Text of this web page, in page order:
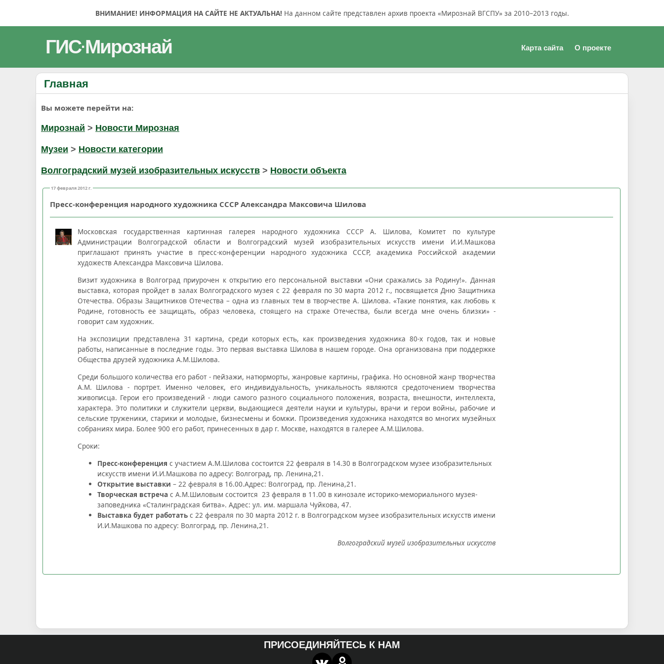
ВНИМАНИЕ! ИНФОРМАЦИЯ НА САЙТЕ НЕ АКТУАЛЬНА! На данном сайте представлен архив проекта «Мирознай ВГСПУ» за 2010–2013 годы.
ГИС·Мирознай Карта сайта О проекте
Главная
Вы можете перейти на:
Мирознай > Новости Мирозная
Музеи > Новости категории
Волгоградский музей изобразительных искусств > Новости объекта
17 февраля 2012 г.
Пресс-конференция народного художника СССР Александра Максовича Шилова
Московская государственная картинная галерея народного художника СССР А. Шилова, Комитет по культуре
Администрации Волгоградской области и Волгоградский музей изобразительных искусств имени И.И.Машкова
приглашают принять участие в пресс-конференции народного художника СССР, академика Российской академии
художеств Александра Максовича Шилова.
Визит художника в Волгоград приурочен к открытию его персональной выставки «Они сражались за Родину!». Данная
выставка, которая пройдет в залах Волгоградского музея с 22 февраля по 30 марта 2012 г., посвящается Дню Защитника
Отечества. Образы Защитников Отечества – одна из главных тем в творчестве А. Шилова. «Такие понятия, как любовь к
Родине, готовность ее защищать, образ человека, стоящего на страже Отечества, были всегда мне очень близки» -
говорит сам художник.
На экспозиции представлена 31 картина, среди которых есть, как произведения художника 80-х годов, так и новые
работы, написанные в последние годы. Это первая выставка Шилова в нашем городе. Она организована при поддержке
Общества друзей художника А.М.Шилова.
Среди большого количества его работ - пейзажи, натюрморты, жанровые картины, графика. Но основной жанр творчества
А.М. Шилова - портрет. Именно человек, его индивидуальность, уникальность являются средоточением творчества
живописца. Герои его произведений - люди самого разного социального положения, возраста, внешности, интеллекта,
характера. Это политики и служители церкви, выдающиеся деятели науки и культуры, врачи и герои войны, рабочие и
сельские труженики, старики и молодые, бизнесмены и бомжи. Произведения художника находятся во многих музейных
собраниях мира. Более 900 его работ, принесенных в дар г. Москве, находятся в галерее А.М.Шилова.
Сроки:
Пресс-конференция с участием А.М.Шилова состоится 22 февраля в 14.30 в Волгоградском музее изобразительных
искусств имени И.И.Машкова по адресу: Волгоград, пр. Ленина,21.
Открытие выставки – 22 февраля в 16.00.Адрес: Волгоград, пр. Ленина,21.
Творческая встречас А.М.Шиловым состоится 23 февраля в 11.00 в кинозале историко-мемориального музея-
заповедника «Сталинградская битва». Адрес: ул. им. маршала Чуйкова, 47.
Выставка будет работатьс 22 февраля по 30 марта 2012 г. в Волгоградском музее изобразительных искусств имени
И.И.Машкова по адресу: Волгоград, пр. Ленина,21.
Волгоградский музей изобразительных искусств
ПРИСОЕДИНЯЙТЕСЬ К НАМ